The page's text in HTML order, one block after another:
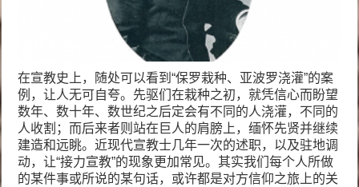
在宣教史上，随处可以看到“保罗栽种、亚波罗浇灌”的案
例，让人无可自夸。先驱们在栽种之初，就凭信心而盼望
数年、数十年、数世纪之后定会有不同的人浇灌，不同的
人收割；而后来者则站在巨人的肩膀上，缅怀先贤并继续
建造和远眺。近现代宣教士几年一次的述职，以及驻地调
动，让“接力宣教”的现象更加常见。其实我们每个人所做
的某件事或所说的某句话，或许都是对方信仰之旅上的关